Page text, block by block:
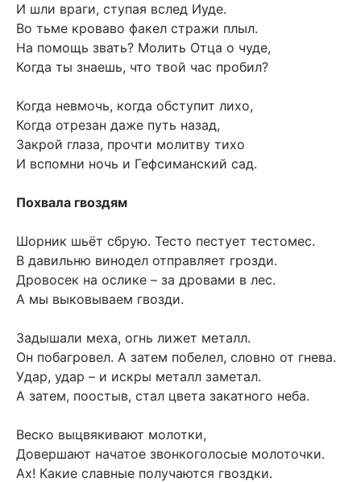
И шли враги, ступая вслед Иуде.
Во тьме кроваво факел стражи плыл.
На помощь звать? Молить Отца о чуде,
Когда ты знаешь, что твой час пробил?
Когда невмочь, когда обступит лихо,
Когда отрезан даже путь назад,
Закрой глаза, прочти молитву тихо
И вспомни ночь и Гефсиманский сад.
Похвала гвоздям
Шорник шьёт сбрую. Тесто пестует тестомес.
В давильню винодел отправляет грозди.
Дровосек на ослике – за дровами в лес.
А мы выковываем гвозди.
Задышали меха, огнь лижет металл.
Он побагровел. А затем побелел, словно от гнева.
Удар, удар – и искры металл заметал.
А затем, поостыв, стал цвета закатного неба.
Веско выцвякивают молотки,
Довершают начатое звонкоголосые молоточки.
Ах! Какие славные получаются гвоздки.